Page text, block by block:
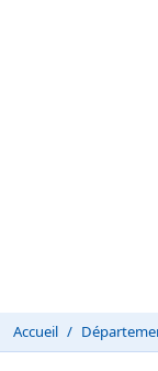
Accueil